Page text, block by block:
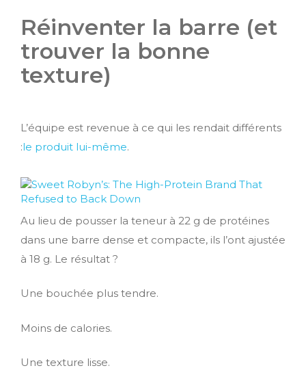
Réinventer la barre (et
trouver la bonne
texture)
L’équipe est revenue à ce qui les rendait différents
:le produit lui-même.
Au lieu de pousser la teneur à 22 g de protéines
dans une barre dense et compacte, ils l’ont ajustée
à 18 g. Le résultat ?
Une bouchée plus tendre.
Moins de calories.
Une texture lisse.